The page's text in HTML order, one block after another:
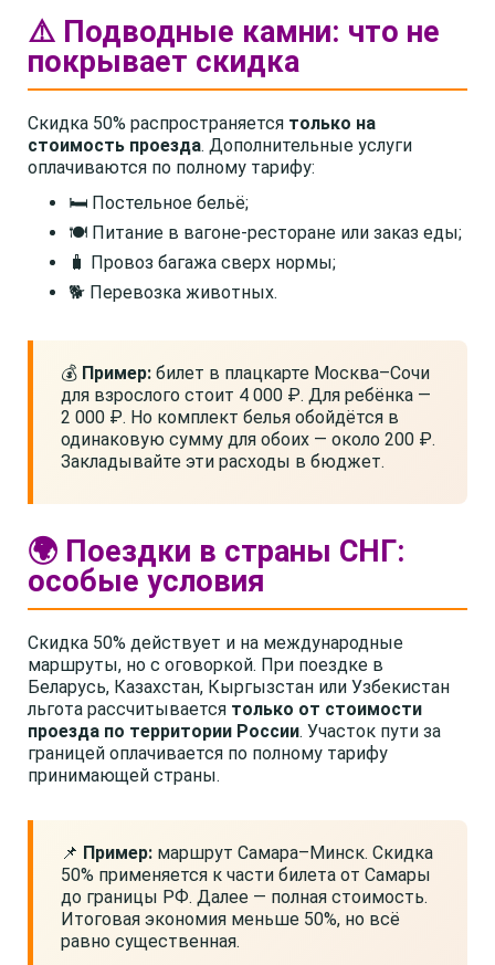
⚠️ Подводные камни: что не
покрывает скидка
Скидка 50% распространяется только на
стоимость проезда. Дополнительные услуги
оплачиваются по полному тарифу:
🛏️ Постельное бельё;
🍽️ Питание в вагоне-ресторане или заказ еды;
🧳 Провоз багажа сверх нормы;
🐕 Перевозка животных.
💰 Пример: билет в плацкарте Москва–Сочи
для взрослого стоит 4 000 ₽. Для ребёнка —
2 000 ₽. Но комплект белья обойдётся в
одинаковую сумму для обоих — около 200 ₽.
Закладывайте эти расходы в бюджет.
🌍 Поездки в страны СНГ:
особые условия
Скидка 50% действует и на международные
маршруты, но с оговоркой. При поездке в
Беларусь, Казахстан, Кыргызстан или Узбекистан
льгота рассчитывается только от стоимости
проезда по территории России. Участок пути за
границей оплачивается по полному тарифу
принимающей страны.
📌 Пример: маршрут Самара–Минск. Скидка
50% применяется к части билета от Самары
до границы РФ. Далее — полная стоимость.
Итоговая экономия меньше 50%, но всё
равно существенная.